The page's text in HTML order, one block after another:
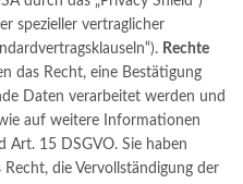
spezieller vertraglicher
Rechte
das Recht, eine Bestätigung
Daten verarbeitet werden und
auf weitere Informationen
Art. 15 DSGVO. Sie haben
die Vervollständigung der